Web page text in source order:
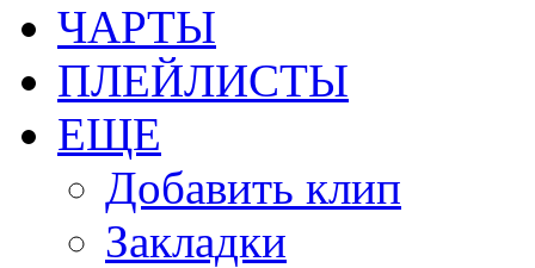
ЧАРТЫ
ПЛЕЙЛИСТЫ
ЕЩЕ
Добавить клип
Закладки